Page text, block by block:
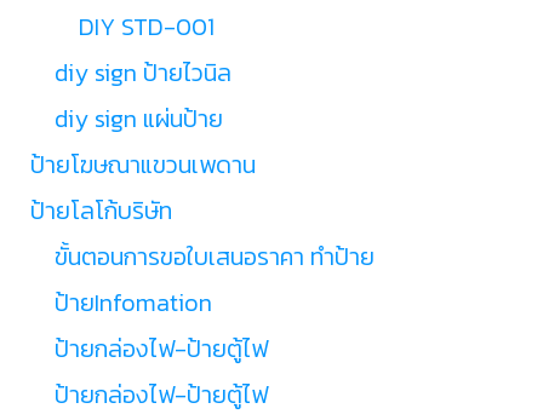
DIY STD-001
diy sign ป้ายไวนิล
diy sign แผ่นป้าย
ป้ายโฆษณาแขวนเพดาน
ป้ายโลโก้บริษัท
ขั้นตอนการขอใบเสนอราคา ทำป้าย
ป้ายInfomation
ป้ายกล่องไฟ-ป้ายตู้ไฟ
ป้ายกล่องไฟ-ป้ายตู้ไฟ